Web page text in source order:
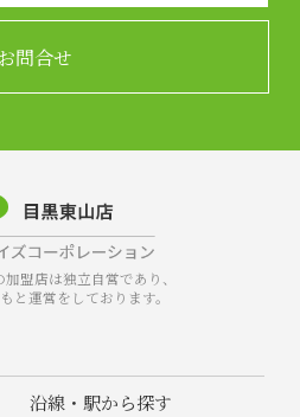
問合せ
盟店は独立自営であり、
と運営をしております。
沿線・駅から探す